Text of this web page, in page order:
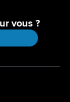
vous ?